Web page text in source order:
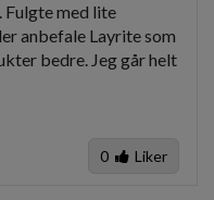
med lite
anbefale Layrite som
bedre. Jeg går helt
0 Liker